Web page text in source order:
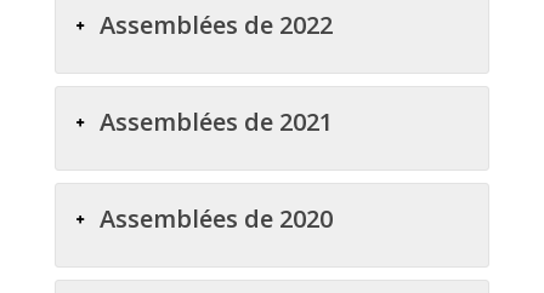
Assemblées de 2022
Assemblées de 2021
Assemblées de 2020